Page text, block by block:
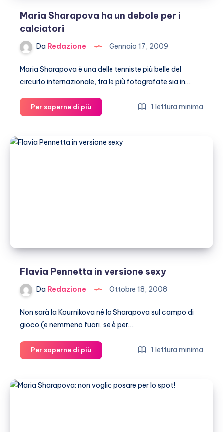
Maria Sharapova ha un debole per i
calciatori
Da Redazione Gennaio 17, 2009
Maria Sharapova è una delle tenniste più belle del
circuito internazionale, tra le più fotografate sia in…
Per saperne di più
Sharapova
un
1 lettura minima
Flavia Pennetta in versione sexy
Da Redazione Ottobre 18, 2008
Non sarà la Kournikova né la Sharapova sul campo di
gioco (e nemmeno fuori, se è per…
Per saperne di più
Pennetta
versione
1 lettura minima